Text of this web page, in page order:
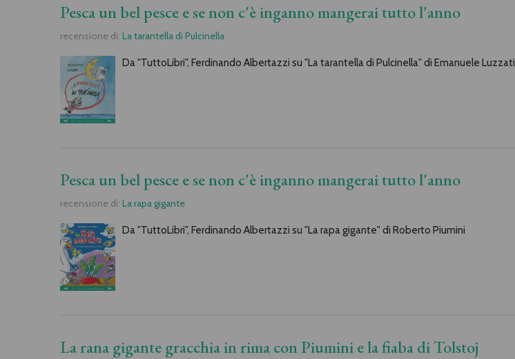
Pesca un bel pesce e se non c'è inganno mangerai tutto l'anno
recensione di: La tarantella di Pulcinella
Da "TuttoLibri", Ferdinando Albertazzi su "La tarantella di Pulcinella" di Emanuele Luzzati
Pesca un bel pesce e se non c'è inganno mangerai tutto l'anno
recensione di: La rapa gigante
Da "TuttoLibri", Ferdinando Albertazzi su "La rapa gigante" di Roberto Piumini
La rana gigante gracchia in rima con Piumini e la fiaba di Tolstoj